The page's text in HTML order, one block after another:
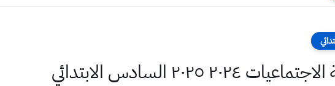
٢٠٢٥ السادس الابتدائي